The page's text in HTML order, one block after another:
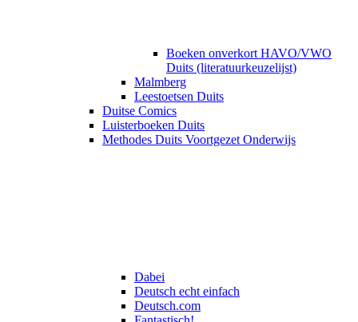
Boeken onverkort HAVO/VWO
Duits (literatuurkeuzelijst)
Malmberg
Leestoetsen Duits
Duitse Comics
Luisterboeken Duits
Methodes Duits Voortgezet Onderwijs
Dabei
Deutsch echt einfach
Deutsch.com